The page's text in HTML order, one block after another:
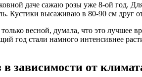
даче сажаю розы уже 8-ой год.
Кустики высаживаю в 80-90 см друг
весной, думала, что это лучшее
год стали намного интенсивнее
зависимости от